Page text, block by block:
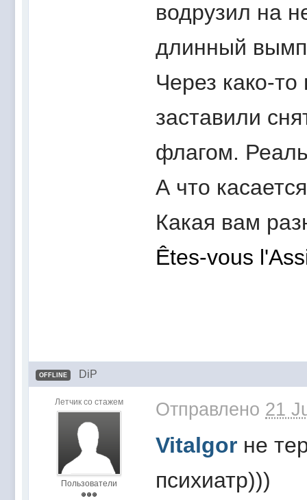
водрузил на
длинный
Через како-
заставили
флагом.
А что
Какая вам
Êtes-vous
OFFLINE DiP
Летчик со стажем
Пользователи
Отправлено 21
Vitalgor не
психиатр)))